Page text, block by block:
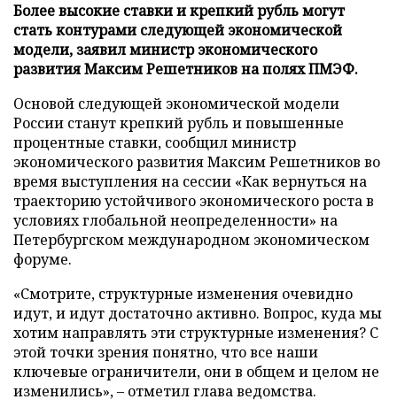
Более высокие ставки и крепкий рубль могут
стать контурами следующей экономической
модели, заявил министр экономического
развития Максим Решетников на полях ПМЭФ.
Основой следующей экономической модели
России станут крепкий рубль и повышенные
процентные ставки, сообщил министр
экономического развития Максим Решетников во
время выступления на сессии «Как вернуться на
траекторию устойчивого экономического роста в
условиях глобальной неопределенности» на
Петербургском международном экономическом
форуме.
«Смотрите, структурные изменения очевидно
идут, и идут достаточно активно. Вопрос, куда мы
хотим направлять эти структурные изменения? С
этой точки зрения понятно, что все наши
ключевые ограничители, они в общем и целом не
изменились», – отметил глава ведомства.